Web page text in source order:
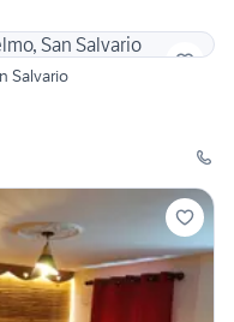
Salvario